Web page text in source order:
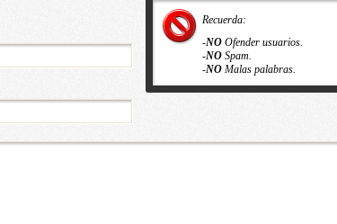
Recuerda:
-NO Ofender usuarios.
-NO Spam.
-NO Malas palabras.